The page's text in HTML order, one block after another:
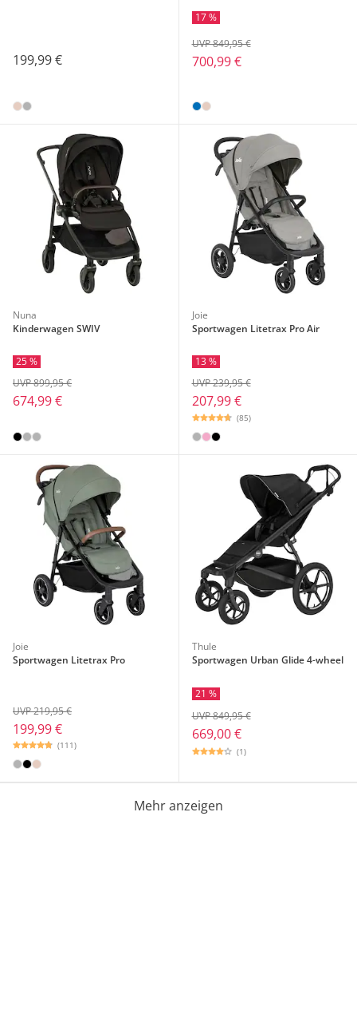
199,99 €
17 %
700,99 €
UVP 849,95 €
Nuna
Kinderwagen SWIV
25 %
674,99 €
UVP 899,95 €
Joie
Sportwagen Litetrax Pro Air
13 %
207,99 €
UVP 239,95 €
(85)
Joie
Sportwagen Litetrax Pro
199,99 €
UVP 219,95 €
(111)
Thule
Sportwagen Urban Glide 4-wheel
21 %
669,00 €
UVP 849,95 €
(1)
Mehr anzeigen